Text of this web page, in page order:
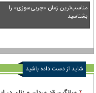
مناسب‌ترین زمان «چربی‌سوزی» را
بشناسید
شاید از دست داده باشید